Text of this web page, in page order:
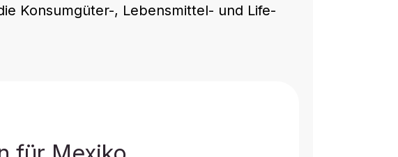
Konsumgüter-, Lebensmittel- und Life-